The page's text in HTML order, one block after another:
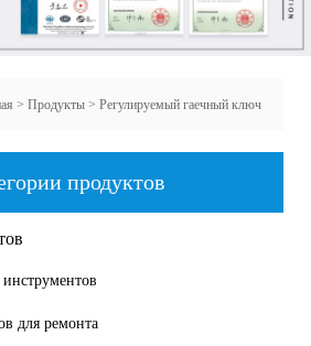
> Продукты > Регулируемый гаечный ключ
продуктов
для ремонта